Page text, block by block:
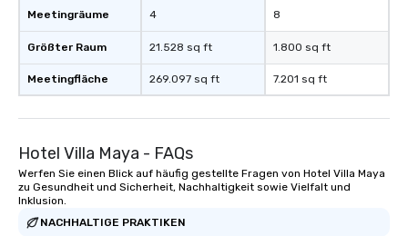
Meetingräume
Größter Raum
Meetingfläche
4
21.528 sq ft
269.097 sq ft
8
1.800 sq ft
7.201 sq ft
Hotel Villa Maya - FAQs
Werfen Sie einen Blick auf häufig gestellte Fragen von Hotel Villa Maya
zu Gesundheit und Sicherheit, Nachhaltigkeit sowie Vielfalt und
Inklusion.
NACHHALTIGE PRAKTIKEN